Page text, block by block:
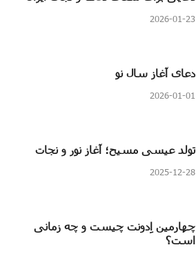
2026-01-23
دعای آغاز سال نو
2026-01-01
تولد عیسی مسیح؛ آغاز نور و نجات
2025-12-28
چهارمین اِدونت چیست و چه زمانی
است؟